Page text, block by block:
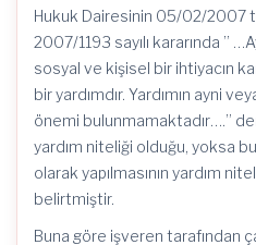
Hukuk Dairesinin 05/02/2007
2007/1193 sayılı kararında ”
sosyal ve kişisel bir ihtiyacın
bir yardımdır. Yardımın ayni
önemi bulunmamaktadır….”
yardım niteliği olduğu, yoksa
olarak yapılmasının yardım
belirtmiştir.
Buna göre işveren tarafından